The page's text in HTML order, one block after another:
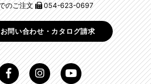
のご注文
054-623-0697
お問い合わせ・カタログ請求